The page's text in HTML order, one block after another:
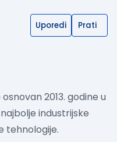
Uporedi Prati
2013. godine u
industrijske
tehnologije.